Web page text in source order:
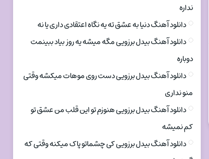
نداره
دانلود آهنگ دنیا به عشق ته یه نگاه اعتقادی داری یا نه
دانلود آهنگ بیدل برزویی مگه میشه یه روز بیاد ببینمت
دوباره
دانلود آهنگ بیدل برزویی دست روی موهات میکشه وقتی
منو نداری
دانلود آهنگ بیدل برزویی هنوزم تو این قلب من عشق تو
کم نمیشه
دانلود آهنگ بیدل برزویی کی چشماتو پاک میکنه وقتی که